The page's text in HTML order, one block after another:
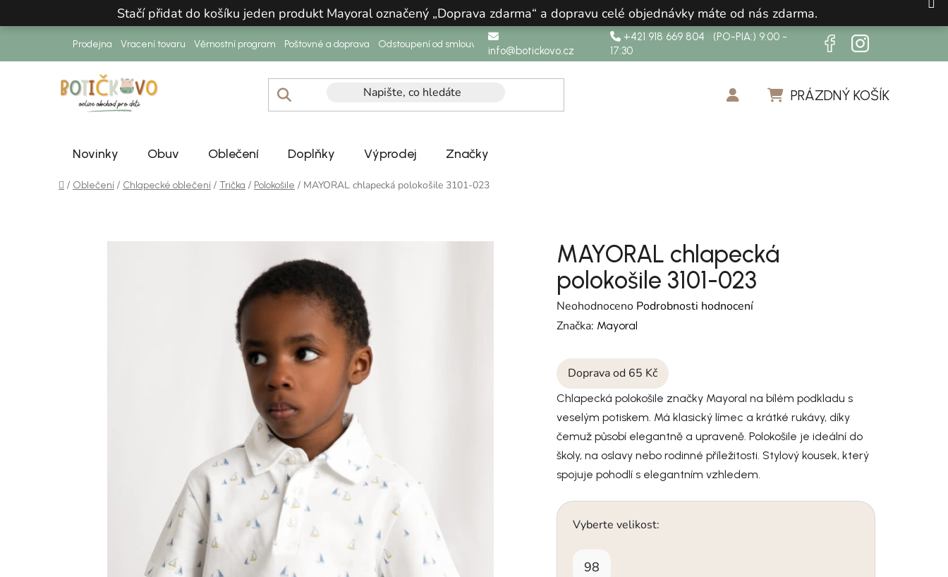
Stačí přidat do košíku jeden produkt Mayoral označený „Doprava zdarma“ a dopravu celé objednávky máte od nás zdarma.
Prodejna Vracení tovaru Věrnostní program Poštovné a doprava Odstoupení od smlouvy info@botickovo.cz
+421 918 669 804 (PO-PIA:) 9:00 -
17:30
PRÁZDNÝ KOŠÍK
Novinky Obuv Oblečení Doplňky Výprodej Značky
Domů
/ Oblečení / Chlapecké oblečení / Trička / Polokošile / MAYORAL chlapecká polokošile 3101-023
MAYORAL chlapecká
polokošile 3101-023
Průměrné hodnocení produktu je 0,0 z 5 hvězdiček.
Neohodnoceno Podrobnosti hodnocení
Značka: Mayoral
Doprava od 65 Kč
Chlapecká polokošile značky Mayoral na bílém podkladu s
veselým potiskem. Má klasický límec a krátké rukávy, díky
čemuž působí elegantně a upraveně. Polokošile je ideální do
školy, na oslavy nebo rodinné příležitosti. Stylový kousek, který
spojuje pohodlí s elegantním vzhledem.
Vyberte velikost:
98